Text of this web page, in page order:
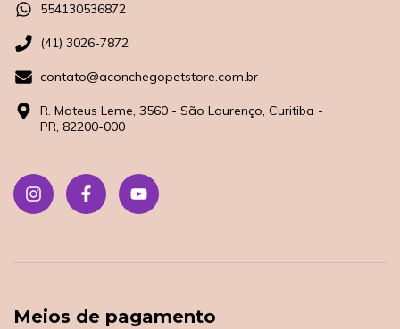
554130536872
(41) 3026-7872
contato@aconchegopetstore.com.br
R. Mateus Leme, 3560 - São Lourenço, Curitiba -
PR, 82200-000
Meios de pagamento